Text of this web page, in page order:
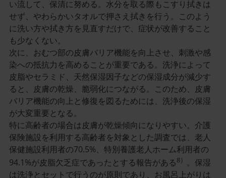
い流して、保清に努める。水分を取る際もこすり拭きは
せず、やわらかいタオルで押さえ拭きを行う。このよう
に洗い方や拭き方を見直すだけで、症状が改善すること
も少なくない。
次に、おむつ部の皮膚バリア機能を向上させ、刺激や感
染への抵抗力を高めることが重要である。洗浄によって
皮脂やセラミド、天然保湿因子などの保湿成分が減少す
ると、皮膚の乾燥、脆弱化につながる。このため、皮膚
バリア機能の向上と修復を図るためには、洗浄後の保湿
が大変重要となる。
特に高齢者の場合は皮膚が乾燥傾向になりやすい。介護
保険施設を利用する高齢者を対象とした調査では、老人
保健施設利用者の70.5%、特別養護老人ホーム利用者の
94.1%が皮脂欠乏症であったとする報告がある8） 。保湿
は洗浄とセットで行うのが原則であり、お風呂上がりは